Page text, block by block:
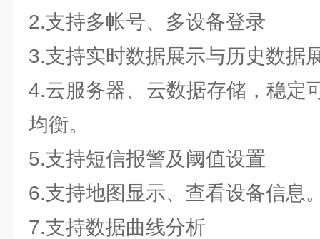
2.支持多帐号、多设备登录
3.支持实时数据展示与历史数据
4.云服务器、云数据存储，稳定
均衡。
5.支持短信报警及阈值设置
6.支持地图显示、查看设备信息
7.支持数据曲线分析